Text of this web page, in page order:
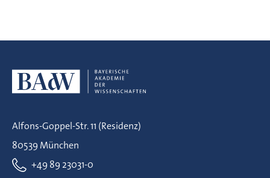
Alfons-Goppel-Str. 11 (Residenz)
80539 München
+49 89 23031-0